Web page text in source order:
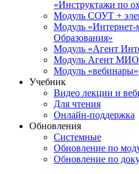
«Инструктажи по
Модуль СОУТ +
Модуль «Интернет-
Образования»
Модуль «Агент
Модуль Агент
Модуль «вебинары»
Учебник
Видео лекции и
Для чтения
Онлайн-поддержка
Обновления
Системные
Обновление по
Обновление по